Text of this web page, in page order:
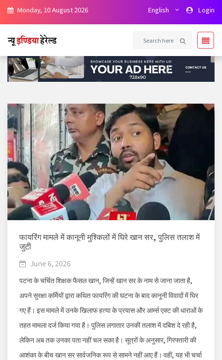
Monday, 10 August 2026 English Login
फायरिंग मामले में कानूनी मुश्किलों में घिरे खान सर, पुलिस तलाश में
जुटी
June 6, 2026
पटना के चर्चित शिक्षक फैसल खान, जिन्हें खान सर के नाम से जाना जाता है,
अपने सुरक्षा कर्मियों द्वारा कथित फायरिंग की घटना के बाद कानूनी विवादों में घिर
गए हैं। इस मामले में उनके खिलाफ हत्या के प्रयास और आर्म्स एक्ट की धाराओं के
तहत मामला दर्ज किया गया है। पुलिस लगातार उनकी तलाश में दबिश दे रही है,
लेकिन अब तक उनका पता नहीं चल सका है। सूत्रों के अनुसार, गिरफ्तारी की
आशंका के बीच खान सर सार्वजनिक रूप से सामने नहीं आए हैं। वहीं, यह भी चर्चा